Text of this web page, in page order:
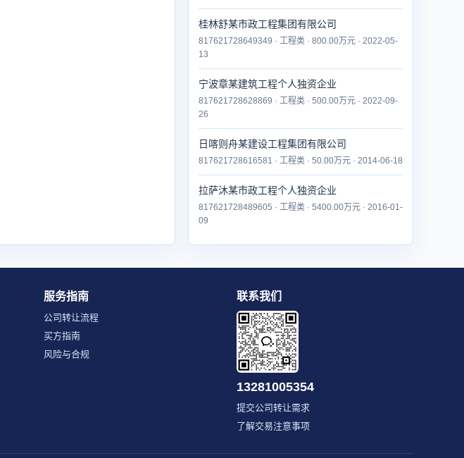
桂林舒某市政工程集团有限公司
817621728649349 · 工程类 · 800.00万元 · 2022-05-
13
宁波章某建筑工程个人独资企业
817621728628869 · 工程类 · 500.00万元 · 2022-09-
26
日喀则舟某建设工程集团有限公司
817621728616581 · 工程类 · 50.00万元 · 2014-06-18
拉萨沐某市政工程个人独资企业
817621728489605 · 工程类 · 5400.00万元 · 2016-01-
09
服务指南
公司转让流程
买方指南
风险与合规
联系我们
13281005354
提交公司转让需求
了解交易注意事项